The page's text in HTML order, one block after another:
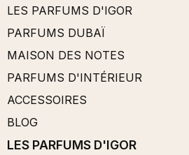
LES PARFUMS D'IGOR
PARFUMS DUBAÏ
MAISON DES NOTES
PARFUMS D'INTÉRIEUR
ACCESSOIRES
BLOG
LES PARFUMS D'IGOR